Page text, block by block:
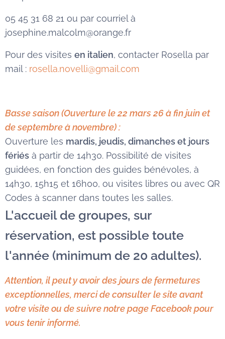
05 45 31 68 21 ou par courriel à
josephine.malcolm@orange.fr
Pour des visites en italien, contacter Rosella par
mail : rosella.novelli@gmail.com
Basse saison (Ouverture le 22 mars 26 à fin juin et
de septembre à novembre) :
Ouverture les mardis, jeudis, dimanches et jours
fériés à partir de 14h30. Possibilité de visites
guidées, en fonction des guides bénévoles, à
14h30, 15h15 et 16h00, ou visites libres ou avec QR
Codes à scanner dans toutes les salles.
L'accueil de groupes, sur
réservation, est possible toute
l'année (minimum de 20 adultes).
Attention, il peut y avoir des jours de fermetures
exceptionnelles, merci de consulter le site avant
votre visite ou de suivre notre page Facebook pour
vous tenir informé.